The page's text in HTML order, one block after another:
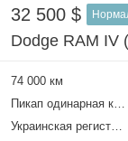
32 500 $
Dodge RAM IV
74 000 км
Пикап одинарная кабина
Украинская регистрация